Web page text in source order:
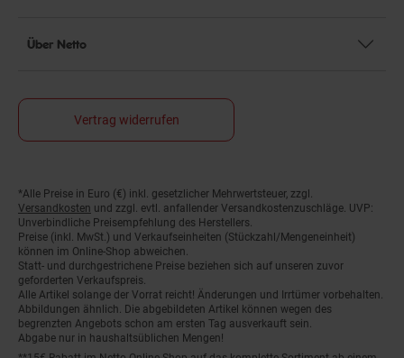
Über Netto
Vertrag widerrufen
Fußnoten
*Alle Preise in Euro (€) inkl. gesetzlicher Mehrwertsteuer, zzgl.
Versandkosten und zzgl. evtl. anfallender Versandkostenzuschläge. UVP:
Unverbindliche Preisempfehlung des Herstellers.
Preise (inkl. MwSt.) und Verkaufseinheiten (Stückzahl/Mengeneinheit)
können im Online-Shop abweichen.
Statt- und durchgestrichene Preise beziehen sich auf unseren zuvor
geforderten Verkaufspreis.
Alle Artikel solange der Vorrat reicht! Änderungen und Irrtümer vorbehalten.
Abbildungen ähnlich. Die abgebildeten Artikel können wegen des
begrenzten Angebots schon am ersten Tag ausverkauft sein.
Abgabe nur in haushaltsüblichen Mengen!
**15€ Rabatt im Netto Online-Shop auf das komplette Sortiment ab einem